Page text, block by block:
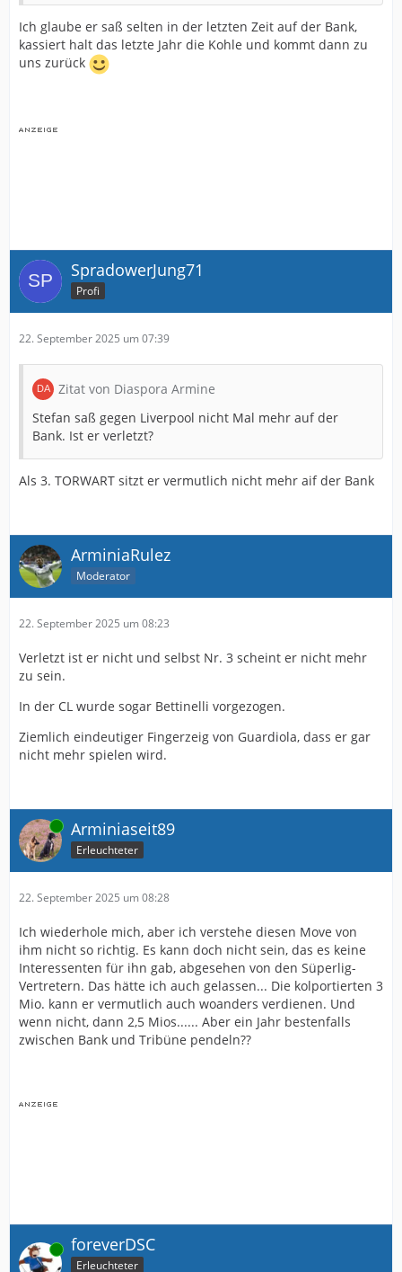
Ich glaube er saß selten in der letzten Zeit auf der Bank,
kassiert halt das letzte Jahr die Kohle und kommt dann zu
uns zurück
SpradowerJung71
Profi
22. September 2025 um 07:39
Zitat von Diaspora Armine
Stefan saß gegen Liverpool nicht Mal mehr auf der
Bank. Ist er verletzt?
Als 3. TORWART sitzt er vermutlich nicht mehr aif der Bank
ArminiaRulez
Moderator
22. September 2025 um 08:23
Verletzt ist er nicht und selbst Nr. 3 scheint er nicht mehr
zu sein.
In der CL wurde sogar Bettinelli vorgezogen.
Ziemlich eindeutiger Fingerzeig von Guardiola, dass er gar
nicht mehr spielen wird.
Online Arminiaseit89
Erleuchteter
22. September 2025 um 08:28
Ich wiederhole mich, aber ich verstehe diesen Move von
ihm nicht so richtig. Es kann doch nicht sein, das es keine
Interessenten für ihn gab, abgesehen von den Süperlig-
Vertretern. Das hätte ich auch gelassen... Die kolportierten 3
Mio. kann er vermutlich auch woanders verdienen. Und
wenn nicht, dann 2,5 Mios...... Aber ein Jahr bestenfalls
zwischen Bank und Tribüne pendeln??
Online foreverDSC
Erleuchteter